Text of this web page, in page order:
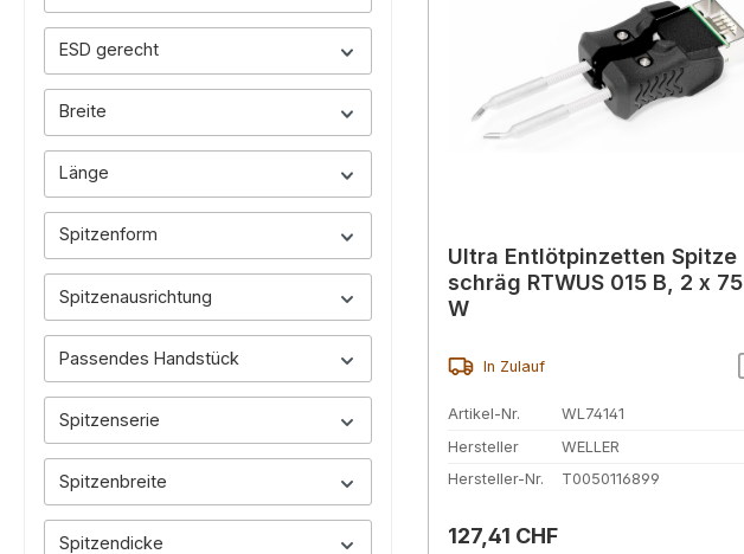
ESD gerecht
Breite
Länge
Spitzenform
Spitzenausrichtung
Passendes Handstück
Spitzenserie
Spitzenbreite
Spitzendicke
Ultra Entlötpinzetten Spitze
schräg RTWUS 015 B, 2 x 75
W
In Zulauf
Artikel-Nr.
WL74141
Hersteller
WELLER
Hersteller-Nr.
T0050116899
Regulärer Preis:
127,41 CHF